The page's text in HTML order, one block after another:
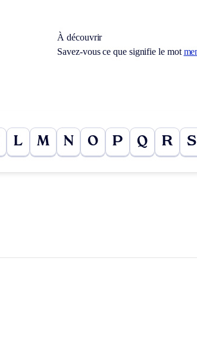
À découvrir
Savez-vous ce que signifie le mot
L M N O P Q R S